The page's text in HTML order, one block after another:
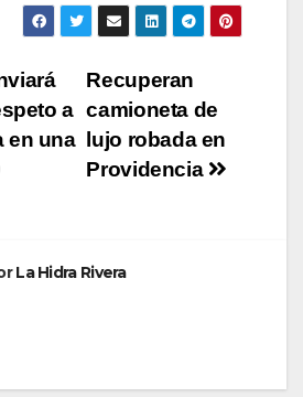
Recuperan
camioneta de
lujo robada en
Providencia
a
en una
La Hidra Rivera